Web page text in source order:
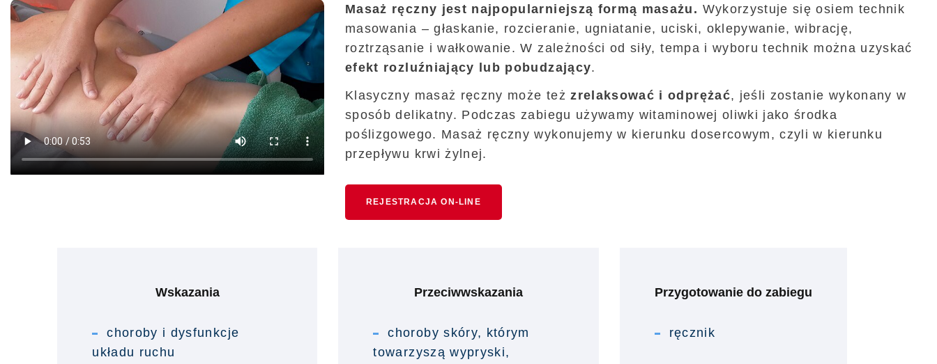
Masaż ręczny jest najpopularniejszą formą masażu. Wykorzystuje się osiem technik
masowania – głaskanie, rozcieranie, ugniatanie, uciski, oklepywanie, wibrację,
roztrząsanie i wałkowanie. W zależności od siły, tempa i wyboru technik można uzyskać
efekt rozluźniający lub pobudzający.
Klasyczny masaż ręczny może teżzrelaksować i odprężać, jeśli zostanie wykonany w
sposób delikatny. Podczas zabiegu używamy witaminowej oliwki jako środka
poślizgowego. Masaż ręczny wykonujemy w kierunku dosercowym, czyli w kierunku
przepływu krwi żylnej.
REJESTRACJA ON-LINE
Wskazania
choroby i dysfunkcje
układu ruchu
Przeciwwskazania
choroby skóry, którym
towarzyszą wypryski,
Przygotowanie do zabiegu
ręcznik